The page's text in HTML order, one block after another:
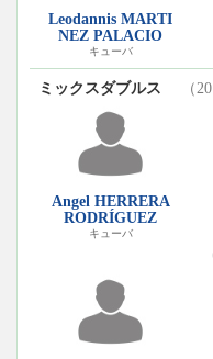
Leodannis MARTI
NEZ PALACIO
キューバ
ミックスダブルス （
Angel HERRERA
RODRÍGUEZ
キューバ